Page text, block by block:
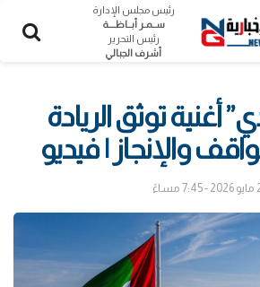
رئيس مجلس الإدارة
ســمـر أبــاظــــة
رئيس التحرير
أشرف الجبالي
أغنية توثق الريادة
والإنجاز | فيديو